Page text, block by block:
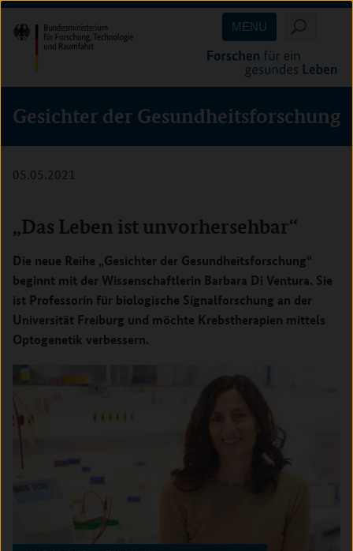
Direkt
zum
Inhalt
(Eingabetaste)
Direkt
zum
Hauptmenu
(Eingabetaste)
Direkt
zur
Suche
(Eingabetaste)
MENU
Gesichter der Gesundheitsforschung
05.05.2021
„Das Leben ist unvorhersehbar“
Die neue Reihe „Gesichter der Gesundheitsforschung“
beginnt mit der Wissenschaftlerin Barbara Di Ventura. Sie
ist Professorin für biologische Signalforschung an der
Universität Freiburg und möchte Krebstherapien mittels
Optogenetik verbessern.